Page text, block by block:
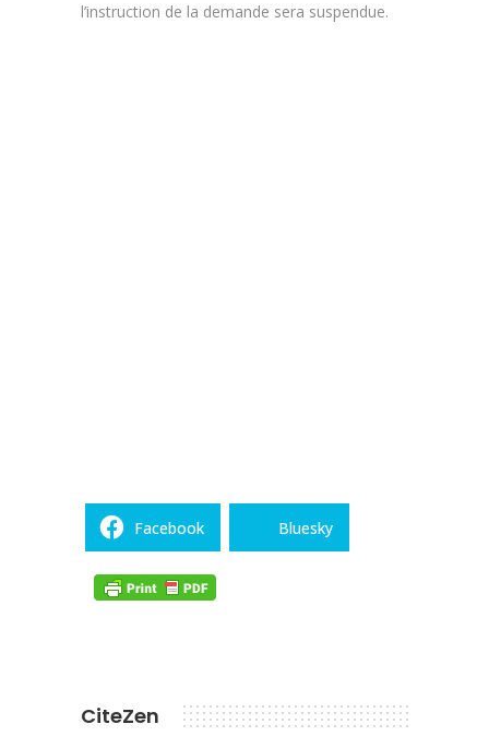
l’instruction de la demande sera suspendue.
Facebook Bluesky
CiteZen